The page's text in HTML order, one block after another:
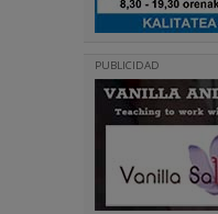
PUBLICIDAD